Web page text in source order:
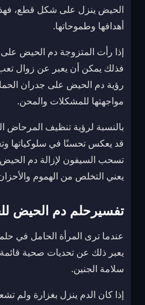
الحيض ينزل على شكل قطع،
أهدافها وطموحاتها.
إذا رأت المتزوجة دم الحيض
فذلك يمكن أن يعبر عن زوال تعب
رؤية دم الحيض على جدران
مواجهتها للمشكلات والمحن.
بالنسبة لرؤية تنظيف المرحاض
قد يعكس تحسنًا في سلوكياتها
تسحب السيفون لإزالة دم
يعني التخلص من الهموم
تفسيرحلم دم الحيض
عندما ترى المرأة الحامل في
يعبر ذلك عن تحديات صحية قائمة
سلامة الجنين.
إذا كان الدم ينزل بغزارة ولم